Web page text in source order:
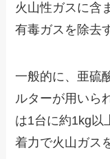
火山性ガスに含
有毒ガスを除去
一般的に、亜硫
ルターが用いら
は1台に約1kg以
着力で火山ガス